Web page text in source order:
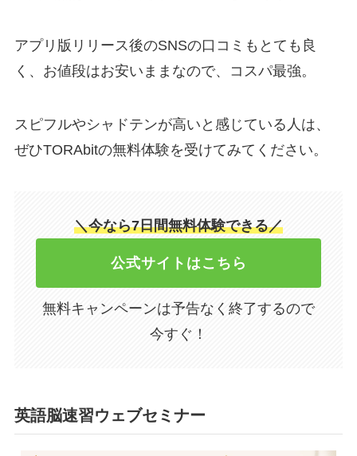
アプリ版リリース後のSNSの口コミもとても良
く、お値段はお安いままなので、コスパ最強。
スピフルやシャドテンが高いと感じている人は、
ぜひTORAbitの無料体験を受けてみてください。
＼今なら7日間無料体験できる／
公式サイトはこちら
無料キャンペーンは予告なく終了するので
今すぐ！
英語脳速習ウェブセミナー